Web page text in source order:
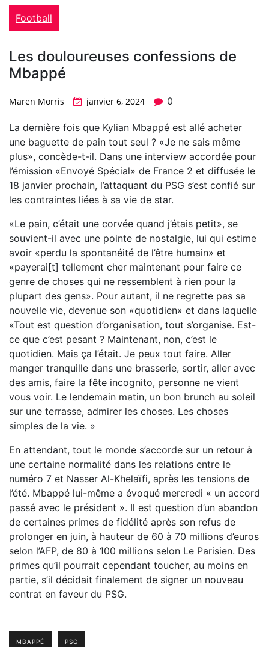
Football
Les douloureuses confessions de
Mbappé
Maren Morris janvier 6, 2024 0
La dernière fois que Kylian Mbappé est allé acheter
une baguette de pain tout seul ? «Je ne sais même
plus», concède-t-il. Dans une interview accordée pour
l’émission «Envoyé Spécial» de France 2 et diffusée le
18 janvier prochain, l’attaquant du PSG s’est confié sur
les contraintes liées à sa vie de star.
«Le pain, c’était une corvée quand j’étais petit», se
souvient-il avec une pointe de nostalgie, lui qui estime
avoir «perdu la spontanéité de l’être humain» et
«payerai[t] tellement cher maintenant pour faire ce
genre de choses qui ne ressemblent à rien pour la
plupart des gens». Pour autant, il ne regrette pas sa
nouvelle vie, devenue son «quotidien» et dans laquelle
«Tout est question d’organisation, tout s’organise. Est-
ce que c’est pesant ? Maintenant, non, c’est le
quotidien. Mais ça l’était. Je peux tout faire. Aller
manger tranquille dans une brasserie, sortir, aller avec
des amis, faire la fête incognito, personne ne vient
vous voir. Le lendemain matin, un bon brunch au soleil
sur une terrasse, admirer les choses. Les choses
simples de la vie. »
En attendant, tout le monde s’accorde sur un retour à
une certaine normalité dans les relations entre le
numéro 7 et Nasser Al-Khelaïfi, après les tensions de
l’été. Mbappé lui-même a évoqué mercredi « un accord
passé avec le président ». Il est question d’un abandon
de certaines primes de fidélité après son refus de
prolonger en juin, à hauteur de 60 à 70 millions d’euros
selon l’AFP, de 80 à 100 millions selon Le Parisien. Des
primes qu’il pourrait cependant toucher, au moins en
partie, s’il décidait finalement de signer un nouveau
contrat en faveur du PSG.
MBAPPÉ PSG